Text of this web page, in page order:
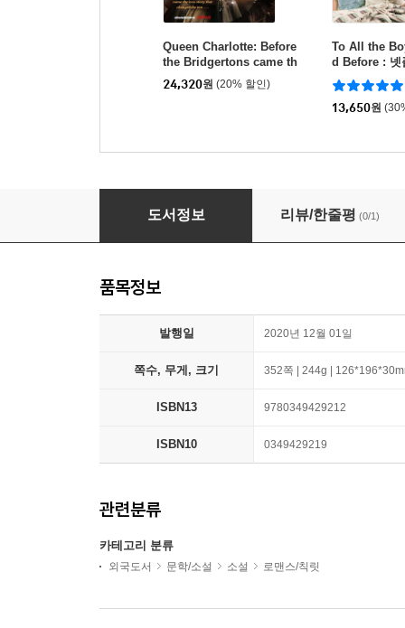
Queen Charlotte: Before
the Bridgertons came th
e love story that change
d the ton...
24,320원 (20% 할인)
To All the
d Before : 넷
'내가 사랑했
들에게' 원작
13,650원
Bridgerton #01 : The Duke and I 넷플릭스 '브
도서정보 리뷰/한줄평 (0/1)
품목정보
발행일 2020년 12월 01일
쪽수, 무게, 크기 352쪽 | 244g |
ISBN13 9780349429212
ISBN10 0349429219
관련분류
카테고리 분류
외국도서 문학/소설 소설 로맨스/칙릿